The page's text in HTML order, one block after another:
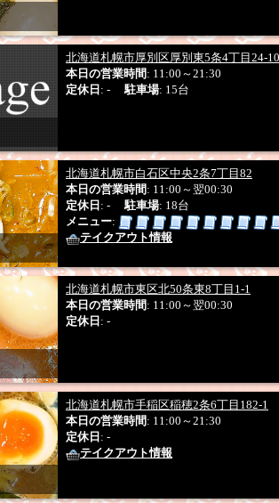
北海道札幌市厚別区厚別東5条4丁目24-
本日の営業時間 : 11:00～21:30
定休日 : -駐車場: 15台
北海道札幌市白石区中央2条7丁目82
本日の営業時間 : 11:00～翌00:30
定休日 : -駐車場: 18台
メニュー:
テイクアウト情報
北海道札幌市東区北50条東8丁目1-1
本日の営業時間 : 11:00～翌00:30
定休日 : -
北海道札幌市手稲区稲穂2条6丁目182-1
本日の営業時間 : 11:00～21:30
定休日 : -
テイクアウト情報